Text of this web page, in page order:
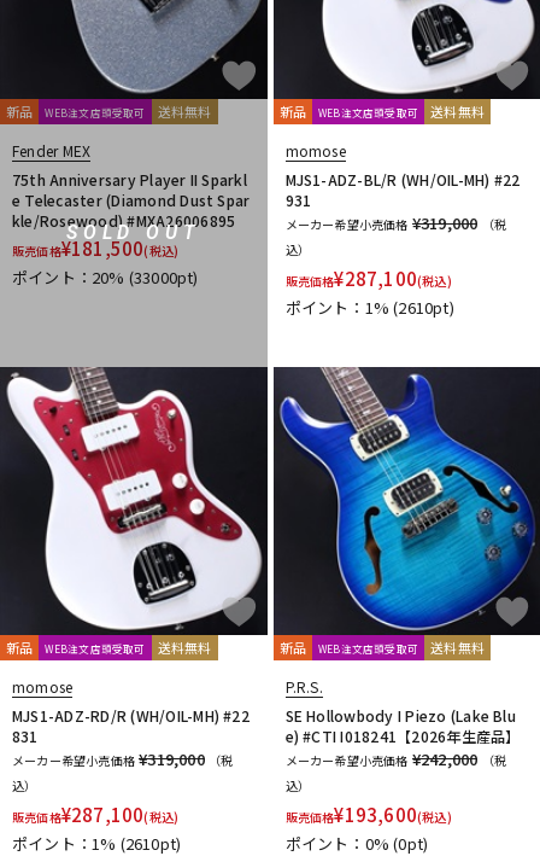
SOLD OUT
新品 WEB注文店頭受取可 送料無料
Fender MEX
75th Anniversary Player II Sparkl
e Telecaster (Diamond Dust Spar
kle/Rosewood) #MXA26006895
販売価格¥181,500(税込)
ポイント：20% (33000pt)
新品 WEB注文店頭受取可 送料無料
momose
MJS1-ADZ-BL/R (WH/OIL-MH) #22
931
メーカー希望小売価格 ¥319,000
（税
込）
販売価格¥287,100(税込)
ポイント：1%(2610pt)
新品 WEB注文店頭受取可 送料無料
momose
MJS1-ADZ-RD/R (WH/OIL-MH) #22
831
メーカー希望小売価格 ¥319,000
（税
込）
販売価格¥287,100(税込)
ポイント：1% (2610pt)
新品 WEB注文店頭受取可 送料無料
P.R.S.
SE Hollowbody I Piezo (Lake Blu
e) #CTI I018241【2026年生産品】
メーカー希望小売価格 ¥242,000
（税
込）
販売価格¥193,600(税込)
ポイント：0%(0pt)